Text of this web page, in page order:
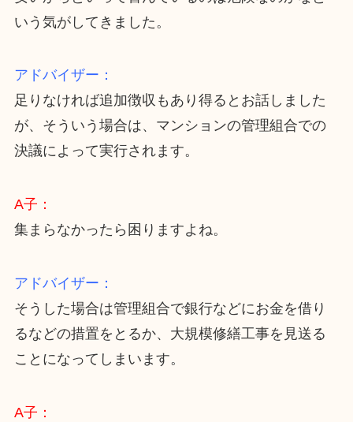
いう気がしてきました。
アドバイザー：
足りなければ追加徴収もあり得るとお話しました
が、そういう場合は、マンションの管理組合での
決議によって実行されます。
A子：
集まらなかったら困りますよね。
アドバイザー：
そうした場合は管理組合で銀行などにお金を借り
るなどの措置をとるか、大規模修繕工事を見送る
ことになってしまいます。
A子：